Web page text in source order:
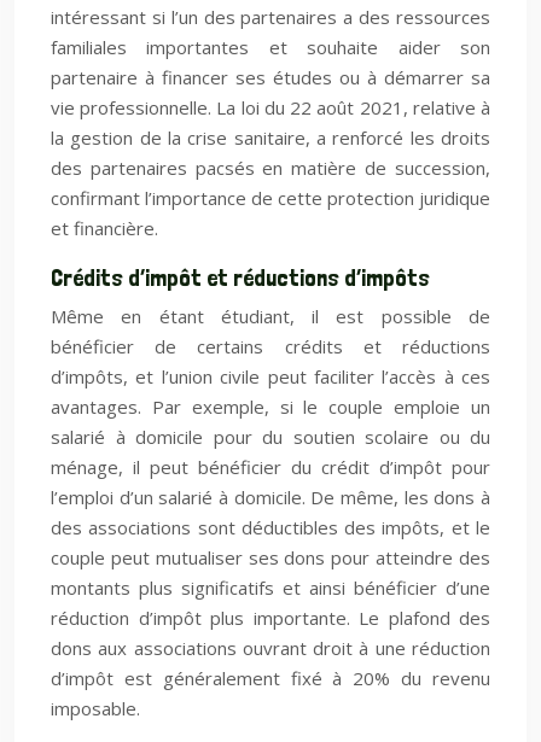
intéressant si l’un des partenaires a des ressources
familiales importantes et souhaite aider son
partenaire à financer ses études ou à démarrer sa
vie professionnelle. La loi du 22 août 2021, relative à
la gestion de la crise sanitaire, a renforcé les droits
des partenaires pacsés en matière de succession,
confirmant l’importance de cette protection juridique
et financière.
Crédits d’impôt et réductions d’impôts
Même en étant étudiant, il est possible de
bénéficier de certains crédits et réductions
d’impôts, et l’union civile peut faciliter l’accès à ces
avantages. Par exemple, si le couple emploie un
salarié à domicile pour du soutien scolaire ou du
ménage, il peut bénéficier du crédit d’impôt pour
l’emploi d’un salarié à domicile. De même, les dons à
des associations sont déductibles des impôts, et le
couple peut mutualiser ses dons pour atteindre des
montants plus significatifs et ainsi bénéficier d’une
réduction d’impôt plus importante. Le plafond des
dons aux associations ouvrant droit à une réduction
d’impôt est généralement fixé à 20% du revenu
imposable.